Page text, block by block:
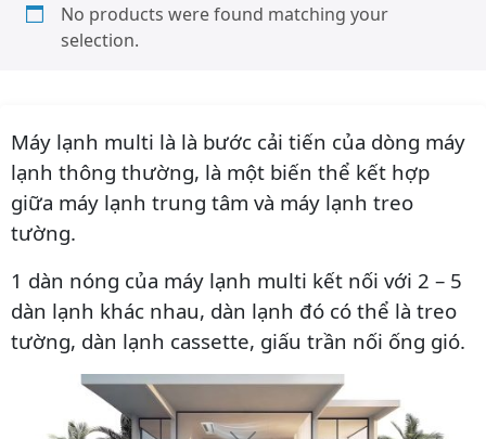
No products were found matching your
selection.
Máy lạnh multi là là bước cải tiến của dòng máy
lạnh thông thường, là một biến thể kết hợp
giữa máy lạnh trung tâm và máy lạnh treo
tường.
1 dàn nóng của máy lạnh multi kết nối với 2 – 5
dàn lạnh khác nhau, dàn lạnh đó có thể là treo
tường, dàn lạnh cassette, giấu trần nối ống gió.